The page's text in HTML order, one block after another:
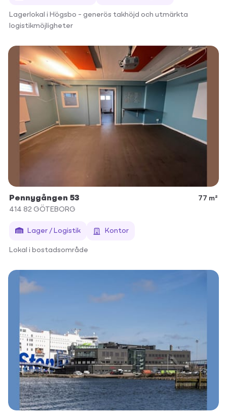
Lagerlokal i Högsbo – generös takhöjd och utmärkta
logistikmöjligheter
Pennygången 53
77 m²
414 82 GÖTEBORG
Lager / Logistik Kontor
Lokal i bostadsområde